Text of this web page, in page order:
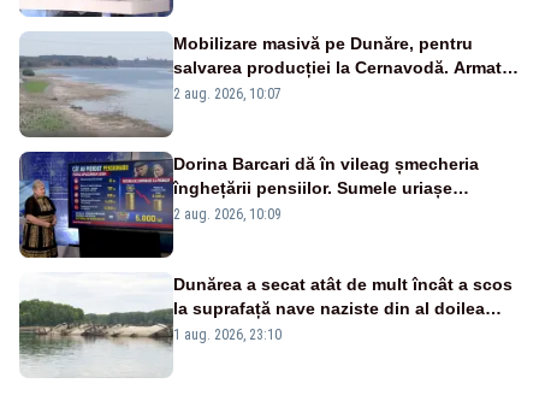
Mobilizare masivă pe Dunăre, pentru
salvarea producției la Cernavodă. Armata
va detona o stâncă și va devia apa
2 aug. 2026, 10:07
Dorina Barcari dă în vileag șmecheria
înghețării pensiilor. Sumele uriașe
pierdute de fiecare român
2 aug. 2026, 10:09
Dunărea a secat atât de mult încât a scos
la suprafață nave naziste din al doilea
război mondial
1 aug. 2026, 23:10